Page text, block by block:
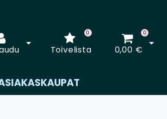
Avaa kirjautuminen
Toivelista
0 0
0,00 €